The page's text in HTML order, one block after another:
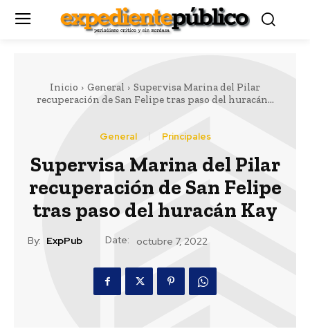
Inicio General
Supervisa Marina del Pilar
recuperación de San Felipe tras paso del huracán...
General Principales
Supervisa Marina del Pilar
recuperación de San Felipe
tras paso del huracán Kay
By: ExpPub Date: octubre 7, 2022